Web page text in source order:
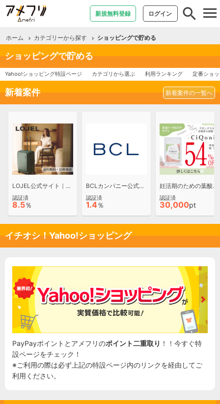
新規無料登録 ログイン
ホーム カテゴリーから探す ショッピングで貯める
ショッピングで貯める
Yahoo!ショッピング特設ページ カテゴリから選ぶ 利用ランキング 定番ショ
新着案件 新着案件の一覧へ
LOJEL公式サイト｜スーツケース・バッグ
認証済
8.5％
BCLカンパニー公式オンラインサイト
認証済
1.4％
妊活期のための葉酸サプリ【CiQoni】
認証済
30,000pt
イチオシ！Yahoo!ショッピング
PayPayポイントとアメフリのポイント二重取り ！！今すぐ特
設ページをチェック！
※ご利用の際は必ず上記の特設ページ内のリンクを経由してご
利用ください。